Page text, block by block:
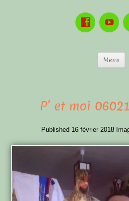
Menu
P’ et moi
Published 16 février 2018